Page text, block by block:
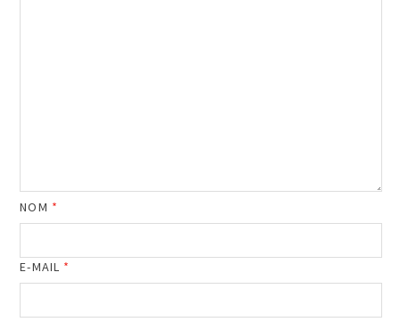
NOM *
E-MAIL *